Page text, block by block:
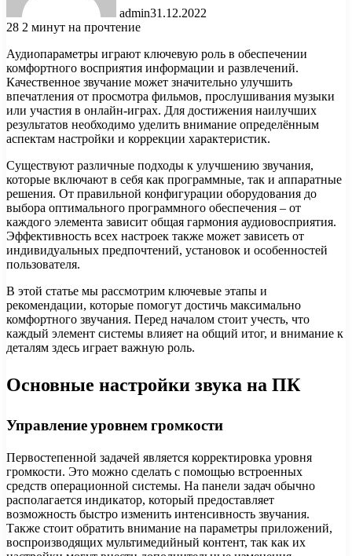
admin31.12.2022
28 2 минут на прочтение
Аудиопараметры играют ключевую роль в обеспечении
комфортного восприятия информации и развлечений.
Качественное звучание может значительно улучшить
впечатления от просмотра фильмов, прослушивания музыки
или участия в онлайн-играх. Для достижения наилучших
результатов необходимо уделить внимание определённым
аспектам настройки и коррекции характеристик.
Существуют различные подходы к улучшению звучания,
которые включают в себя как программные, так и аппаратные
решения. От правильной конфигурации оборудования до
выбора оптимального программного обеспечения – от
каждого элемента зависит общая гармония аудиовосприятия.
Эффективность всех настроек также может зависеть от
индивидуальных предпочтений, установок и особенностей
пользователя.
В этой статье мы рассмотрим ключевые этапы и
рекомендации, которые помогут достичь максимально
комфортного звучания. Перед началом стоит учесть, что
каждый элемент системы влияет на общий итог, и внимание к
деталям здесь играет важную роль.
Основные настройки звука на ПК
Управление уровнем громкости
Первостепенной задачей является корректировка уровня
громкости. Это можно сделать с помощью встроенных
средств операционной системы. На панели задач обычно
располагается индикатор, который предоставляет
возможность быстро изменить интенсивность звучания.
Также стоит обратить внимание на параметры приложений,
воспроизводящих мультимедийный контент, так как их